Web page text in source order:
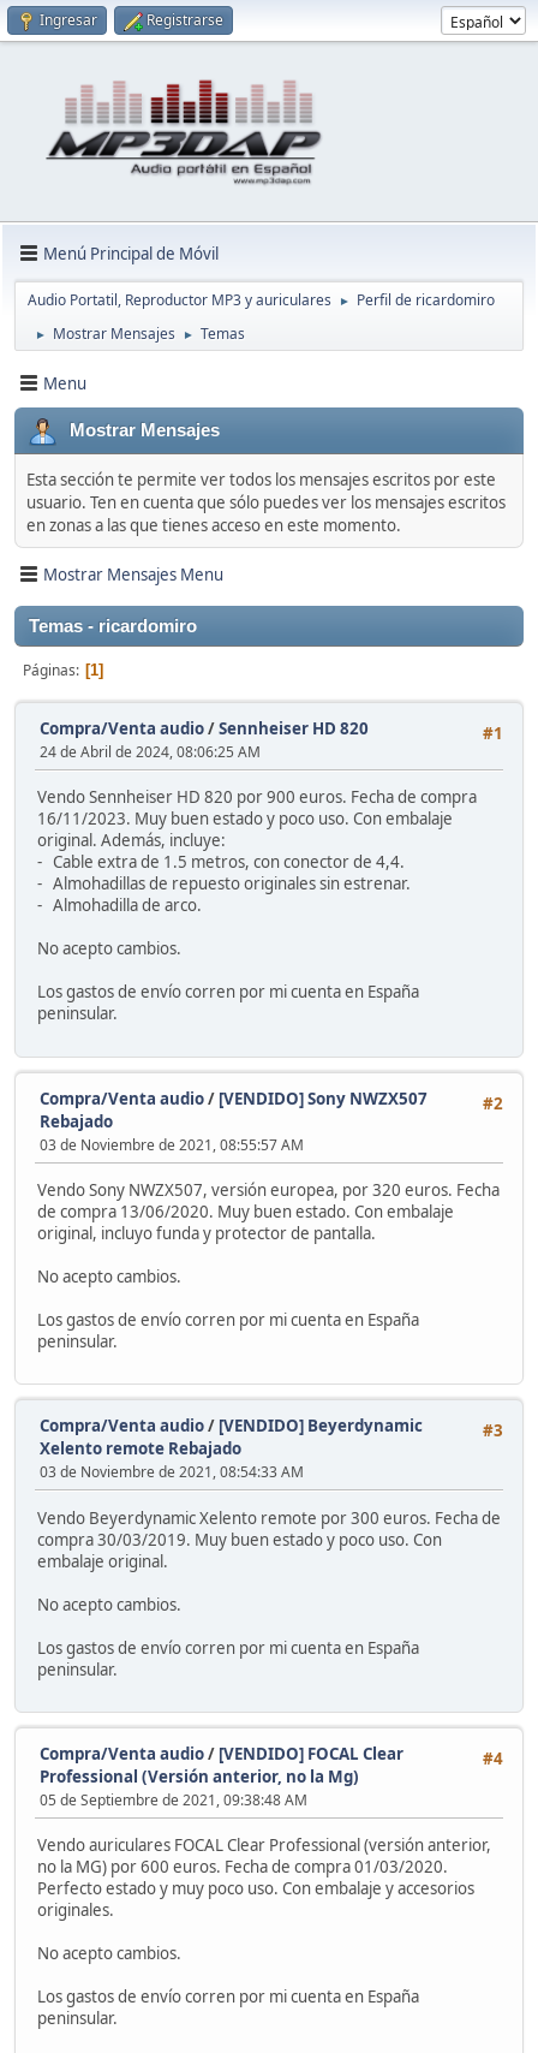
Ingresar Registrarse
Menú Principal de Móvil
Audio Portatil, Reproductor MP3 y auriculares ► Perfil de ricardomiro
► Mostrar Mensajes ► Temas
Menu
Mostrar Mensajes
Esta sección te permite ver todos los mensajes escritos por este
usuario. Ten en cuenta que sólo puedes ver los mensajes escritos
en zonas a las que tienes acceso en este momento.
Mostrar Mensajes Menu
Temas - ricardomiro
Páginas 1
#1
Compra/Venta audio/Sennheiser HD 820
24 de Abril de 2024, 08:06:25 AM
Vendo Sennheiser HD 820 por 900 euros. Fecha de compra
16/11/2023. Muy buen estado y poco uso. Con embalaje
original. Además, incluye:
- Cable extra de 1.5 metros, con conector de 4,4.
- Almohadillas de repuesto originales sin estrenar.
- Almohadilla de arco.
No acepto cambios.
Los gastos de envío corren por mi cuenta en España
peninsular.
#2
Compra/Venta audio/ [VENDIDO] Sony NWZX507
Rebajado
03 de Noviembre de 2021, 08:55:57 AM
Vendo Sony NWZX507, versión europea, por 320 euros. Fecha
de compra 13/06/2020. Muy buen estado. Con embalaje
original, incluyo funda y protector de pantalla.
No acepto cambios.
Los gastos de envío corren por mi cuenta en España
peninsular.
#3
Compra/Venta audio/ [VENDIDO] Beyerdynamic
Xelento remote Rebajado
03 de Noviembre de 2021, 08:54:33 AM
Vendo Beyerdynamic Xelento remote por 300 euros. Fecha de
compra 30/03/2019. Muy buen estado y poco uso. Con
embalaje original.
No acepto cambios.
Los gastos de envío corren por mi cuenta en España
peninsular.
#4
Compra/Venta audio/ [VENDIDO] FOCAL Clear
Professional (Versión anterior, no la Mg)
05 de Septiembre de 2021, 09:38:48 AM
Vendo auriculares FOCAL Clear Professional (versión anterior,
no la MG) por 600 euros. Fecha de compra 01/03/2020.
Perfecto estado y muy poco uso. Con embalaje y accesorios
originales.
No acepto cambios.
Los gastos de envío corren por mi cuenta en España
peninsular.